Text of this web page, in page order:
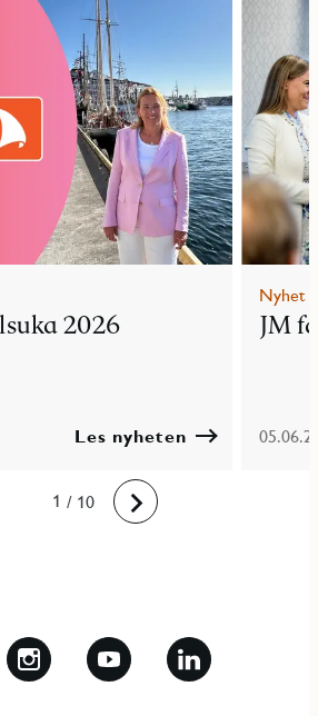
2026
Les nyheten
Nyhet
JM
1
2
3
4
5
6
7
8
9
10 / 10 Fremover